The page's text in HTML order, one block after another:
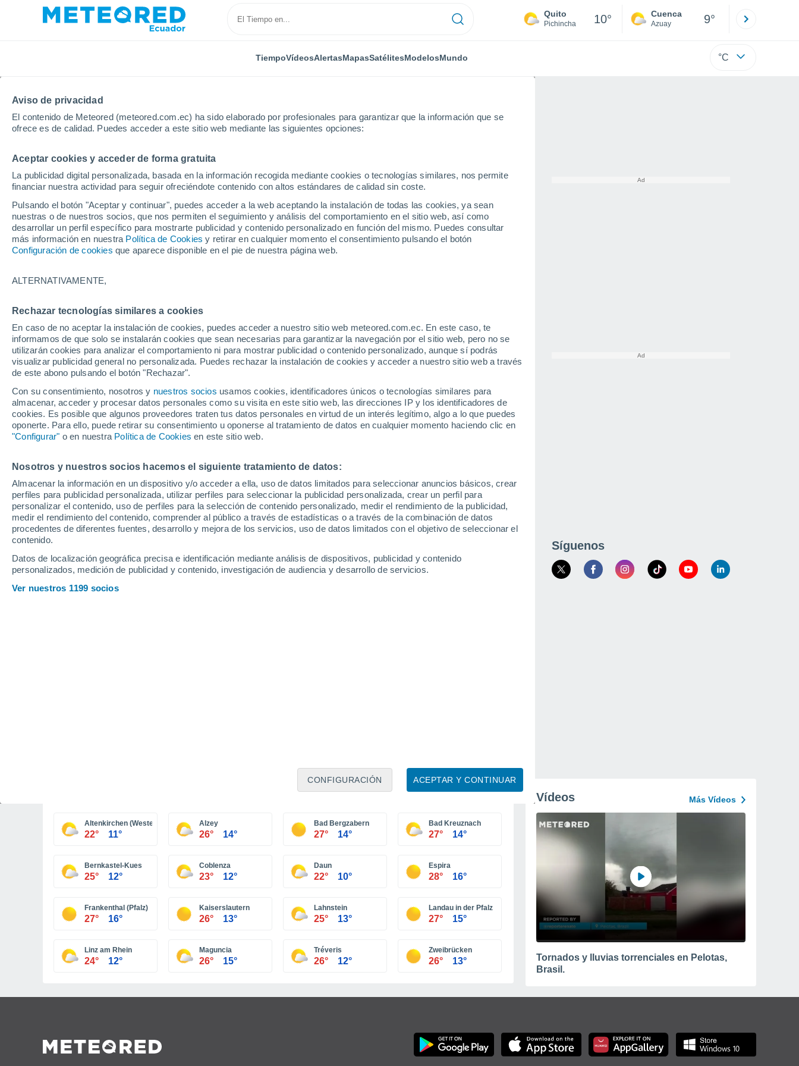
Aviso de privacidad
El contenido de Meteored (meteored.com.ec) ha sido elaborado por profesionales para garantizar que la información que se
ofrece es de calidad. Puedes acceder a este sitio web mediante las siguientes opciones:
Aceptar cookies y acceder de forma gratuita
La publicidad digital personalizada, basada en la información recogida mediante cookies o tecnologías similares, nos permite
financiar nuestra actividad para seguir ofreciéndote contenido con altos estándares de calidad sin coste.
Pulsando el botón "Aceptar y continuar", puedes acceder a la web aceptando la instalación de todas las cookies, ya sean
nuestras o de nuestros socios, que nos permiten el seguimiento y análisis del comportamiento en el sitio web, así como
desarrollar un perfil específico para mostrarte publicidad y contenido personalizado en función del mismo. Puedes consultar
más información en nuestra Política de Cookies y retirar en cualquier momento el consentimiento pulsando el botón
Configuración de cookies que aparece disponible en el pie de nuestra página web.
ALTERNATIVAMENTE,
Rechazar tecnologías similares a cookies
En caso de no aceptar la instalación de cookies, puedes acceder a nuestro sitio web meteored.com.ec. En este caso, te
informamos de que solo se instalarán cookies que sean necesarias para garantizar la navegación por el sitio web, pero no se
utilizarán cookies para analizar el comportamiento ni para mostrar publicidad o contenido personalizado, aunque sí podrás
visualizar publicidad general no personalizada. Puedes rechazar la instalación de cookies y acceder a nuestro sitio web a través
de este abono pulsando el botón "Rechazar".
Con su consentimiento, nosotros y nuestros socios usamos cookies, identificadores únicos o tecnologías similares para
almacenar, acceder y procesar datos personales como su visita en este sitio web, las direcciones IP y los identificadores de
cookies. Es posible que algunos proveedores traten tus datos personales en virtud de un interés legítimo, algo a lo que puedes
oponerte. Para ello, puede retirar su consentimiento u oponerse al tratamiento de datos en cualquier momento haciendo clic en
"Configurar" o en nuestra Política de Cookies en este sitio web.
Nosotros y nuestros socios hacemos el siguiente tratamiento de datos:
Almacenar la información en un dispositivo y/o acceder a ella, uso de datos limitados para seleccionar anuncios básicos, crear
perfiles para publicidad personalizada, utilizar perfiles para seleccionar la publicidad personalizada, crear un perfil para
personalizar el contenido, uso de perfiles para la selección de contenido personalizado, medir el rendimiento de la publicidad,
medir el rendimiento del contenido, comprender al público a través de estadísticas o a través de la combinación de datos
procedentes de diferentes fuentes, desarrollo y mejora de los servicios, uso de datos limitados con el objetivo de seleccionar el
contenido.
Datos de localización geográfica precisa e identificación mediante análisis de dispositivos, publicidad y contenido
personalizados, medición de publicidad y contenido, investigación de audiencia y desarrollo de servicios.
Ver nuestros 1199 socios
ACEPTAR Y CONTINUAR
CONFIGURACIÓN
Quito
Pichincha 10° Cuenca
Azuay 9°
TiempoVídeosAlertasMapasSatélitesModelosMundo °C
Inicio Alemania Renania-Palatinado
Tiempo en Renania-Palatinado
Hoy, 7 agosto Todo el día Símbolo
Adenau
27°
25°
Bernkastel-
Kues
24°
Bitburg
10°
Daun
16°
Frankenthal
(Pfalz)
13°
Kaiserslautern
12°
Coblenza
Landau in
der Pfalz
15°
Maguncia
28°
Espira
26°
12°
26°
Síguenos
Altenkirchen (Westerwald)
22° 11°
Alzey
26° 14°
Bad Bergzabern
27° 14°
Bad Kreuznach
27° 14°
Bernkastel-Kues
25° 12°
Coblenza
23° 12°
Daun
22° 10°
Espira
28° 16°
Frankenthal (Pfalz)
27° 16°
Kaiserslautern
26° 13°
Lahnstein
25° 13°
Landau in der Pfalz
27° 15°
Linz am Rhein
24° 12°
Maguncia
26° 15°
Tréveris
26° 12°
Zweibrücken
26° 13°
Vídeos Más Vídeos
Tornados y lluvias torrenciales en Pelotas,
Brasil.